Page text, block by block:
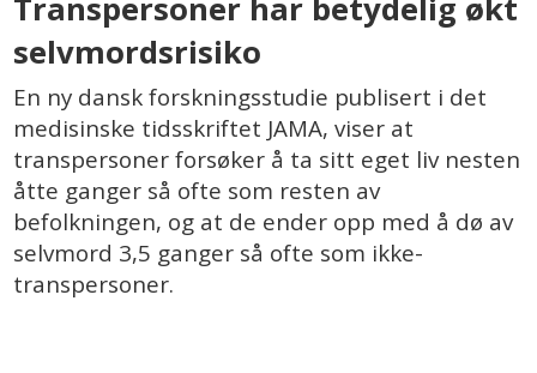
selvmordsrisiko
En ny dansk forskningsstudie publisert i det
medisinske tidsskriftet JAMA, viser at
transpersoner forsøker å ta sitt eget liv nesten
åtte ganger så ofte som resten av
befolkningen, og at de ender opp med å dø av
selvmord 3,5 ganger så ofte som ikke-
transpersoner.